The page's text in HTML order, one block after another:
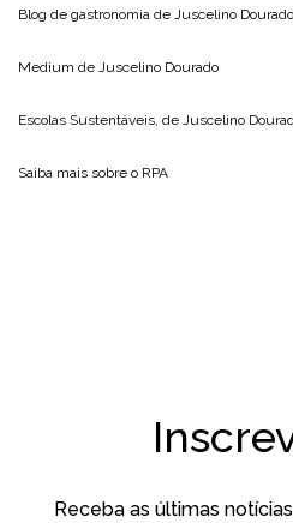
Blog de gastronomia de Juscelino Dourado
Medium de Juscelino Dourado
Escolas Sustentáveis, de Juscelino
Saiba mais sobre o RPA
Receba as últimas